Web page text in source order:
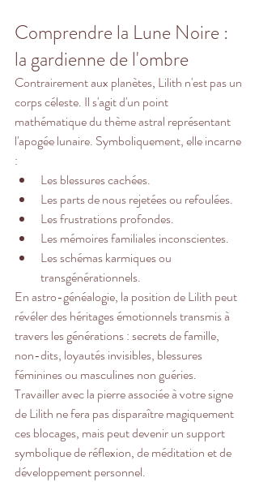
Comprendre la Lune Noire :
la gardienne de l'ombre
Contrairement aux planètes, Lilith n'est pas un
corps céleste. Il s'agit d'un point
mathématique du thème astral représentant
l'apogée lunaire. Symboliquement, elle incarne
:
Les blessures cachées.
Les parts de nous rejetées ou refoulées.
Les frustrations profondes.
Les mémoires familiales inconscientes.
Les schémas karmiques ou
transgénérationnels.
En astro-généalogie, la position de Lilith peut
révéler des héritages émotionnels transmis à
travers les générations : secrets de famille,
non-dits, loyautés invisibles, blessures
féminines ou masculines non guéries.
Travailler avec la pierre associée à votre signe
de Lilith ne fera pas disparaître magiquement
ces blocages, mais peut devenir un support
symbolique de réflexion, de méditation et de
développement personnel.